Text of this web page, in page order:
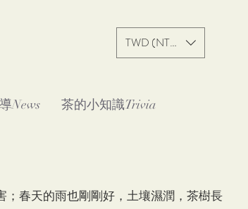
TWD (NT$)
News 茶的小知識Trivia
春天的雨也剛剛好，土壤濕潤，茶樹長